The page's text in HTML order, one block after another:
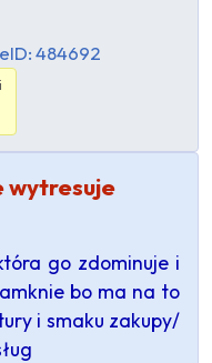
ID: 484692
wytresuje
go zdominuje i
bo ma na to
i smaku zakupy/